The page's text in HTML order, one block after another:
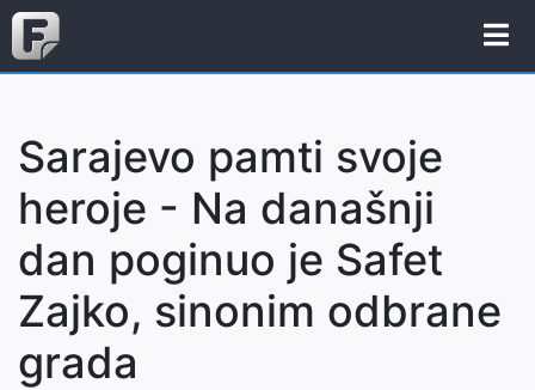
Sarajevo pamti svoje
heroje - Na današnji
dan poginuo je Safet
Zajko, sinonim odbrane
grada